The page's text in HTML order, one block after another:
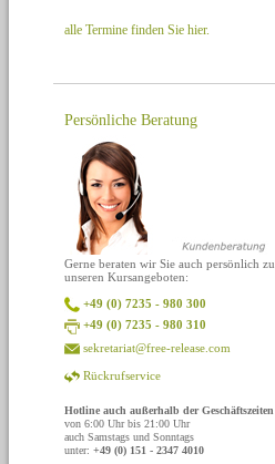
alle Termine finden Sie hier.
Persönliche Beratung
Gerne beraten wir Sie auch persönlich zu
unseren Kursangeboten:
+49 (0) 7235 - 980 300
+49 (0) 7235 - 980 310
sekretariat@free-release.com
Rückrufservice
Hotline auch außerhalb der Geschäftszeiten
von 6:00 Uhr bis 21:00 Uhr
auch Samstags und Sonntags
unter: +49 (0) 151 - 2347 4010